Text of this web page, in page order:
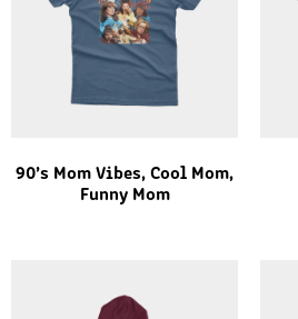
90’s Mom Vibes, Cool Mom,
Funny Mom